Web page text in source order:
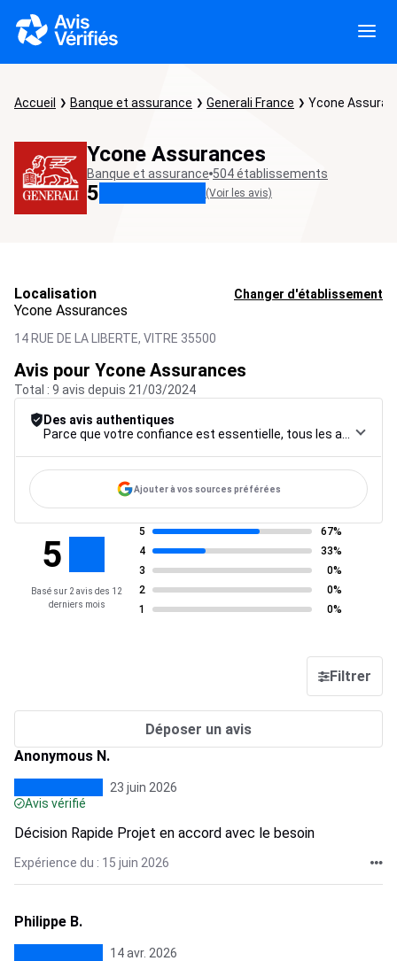
Accueil Banque et assurance Generali France Ycone
Ycone Assurances
Banque et assurance 504 établissements
5 (Voir les avis)
Localisation Changer d'établissement
Ycone Assurances
14 RUE DE LA LIBERTE, VITRE 35500
Avis pour Ycone Assurances
Total : 9 avis depuis 21/03/2024
Des avis authentiques
Ajouter à vos sources préférées
5
Basé sur 2 avis des 12
derniers mois
5
67%
4
33%
3
0%
2
0%
1
0%
Filtrer
Déposer un avis
Anonymous N.
23 juin 2026
Avis vérifié
Décision Rapide Projet en accord avec le besoin
Expérience du : 15 juin 2026
Philippe B.
14 avr. 2026